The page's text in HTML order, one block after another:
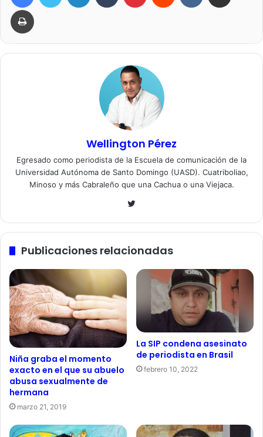
Imprimir
Wellington Pérez
Egresado como periodista de la Escuela de comunicación de la
Universidad Autónoma de Santo Domingo (UASD). Cuatriboliao,
Minoso y más Cabraleño que una Cachua o una Viejaca.
Twitter
Publicaciones relacionadas
Niña graba el momento
exacto en el que su abuelo
abusa sexualmente de
hermana
marzo 21, 2019
La SIP condena asesinato
de periodista en Brasil
febrero 10, 2022